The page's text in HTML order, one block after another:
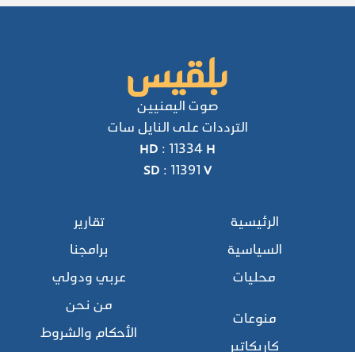
صوت اليمنيين
الترددات على النايل سات
HD : 11334 H
SD : 11391 V
الرئيسية
السياسية
محليات
تقارير
برامجنا
عربي ودولي
منوعات
كاريكاتير
من نحن
الأحكام والشروط